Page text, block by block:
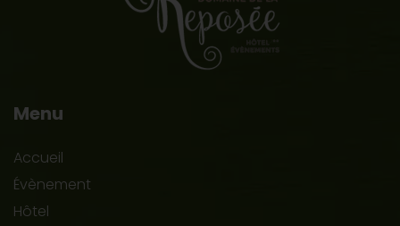
Menu
Accueil
Évènement
Hôtel